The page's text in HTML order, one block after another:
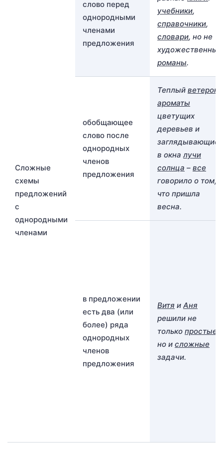
Сложные
схемы
предложений
с
однородными
членами
слово перед
однородными
членами
предложения
учебники,
справочники,
словари, но не
художественные
романы.
обобщающее
слово после
однородных
членов
предложения
Теплый ветерок
ароматы
цветущих
деревьев и
заглядывающие
в окналучи
солнца – все
говорило о том,
что пришла
весна.
в предложении
есть два (или
более) ряда
однородных
членов
предложения
Витя и Аня
решили не
только простые
но и сложные
задачи.